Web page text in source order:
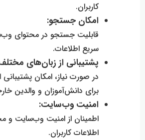
امکان جستجو:
قابلیت جستجو در محتوای وب‌سایت
سریع اطلاعات.
پشتیبانی از زبان‌های مختلف:
در صورت نیاز، امکان پشتیبانی از
برای دانش‌آموزان و والدین خارجی.
امنیت وب‌سایت:
اطمینان از امنیت وب‌سایت و محافظت
اطلاعات کاربران.